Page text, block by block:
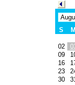
S
M
02
09
16
23
30